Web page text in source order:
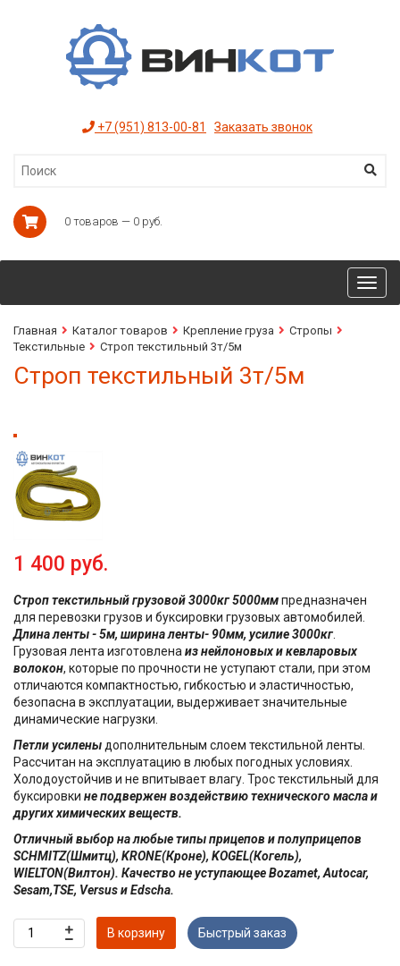
+7 (951) 813-00-81 Заказать звонок
0 товаров — 0 руб.
Главная Каталог товаров Крепление груза
Стропы
Текстильные
Строп текстильный 3т/5м
Строп текстильный 3т/5м
1 400 руб.
Строп текстильный грузовой 3000кг 5000ммпредназначен
для перевозки грузов и буксировки грузовых автомобилей.
Длина ленты - 5м, ширина ленты- 90мм, усилие 3000кг.
Грузовая лента изготовлена из нейлоновых и кевларовых
волокон, которые по прочности не уступают стали, при этом
отличаются компактностью, гибкостью и эластичностью,
безопасна в эксплуатации, выдерживает значительные
динамические нагрузки.
Петли усилены дополнительным слоем текстильной ленты.
Рассчитан на эксплуатацию в любых погодных условиях.
Холодоустойчив и не впитывает влагу. Трос текстильный для
буксировки не подвержен воздействию технического масла и
других химических веществ.
Отличный выбор на любые типы прицепов и полуприцепов
SCHMITZ(Шмитц), KRONE(Кроне), KOGEL(Когель),
WIELTON(Вилтон). Качество не уступающее Bozamet, Autocar,
Sesam,TSE, Versus и Edscha.
В корзину Быстрый заказ